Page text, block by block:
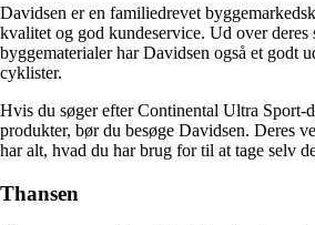
Davidsen er en familiedrevet
kvalitet og god kundeservice. Ud over deres
byggematerialer har Davidsen også et godt
cyklister.
Hvis du søger efter Continental Ultra Sport-
produkter, bør du besøge Davidsen. Deres
har alt, hvad du har brug for til at tage selv
Thansen